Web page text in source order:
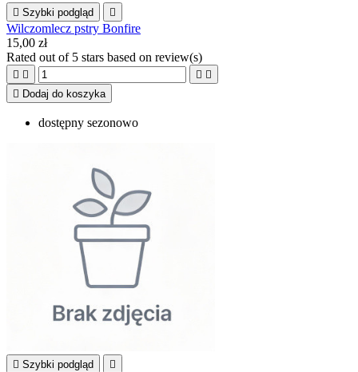
 Szybki podgląd 
Wilczomlecz pstry Bonfire
15,00 zł
Rated out of 5 stars based on review(s)
   
 Dodaj do koszyka
dostępny sezonowo
 Szybki podgląd 